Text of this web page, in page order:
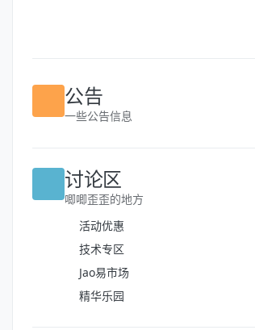
公告
讨论区
唧唧歪歪的地方
活动优惠
技术专区
Jao易市场